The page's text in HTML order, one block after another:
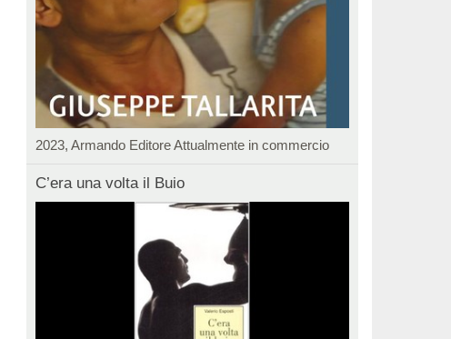
2023, Armando Editore Attualmente in commercio
C’era una volta il Buio